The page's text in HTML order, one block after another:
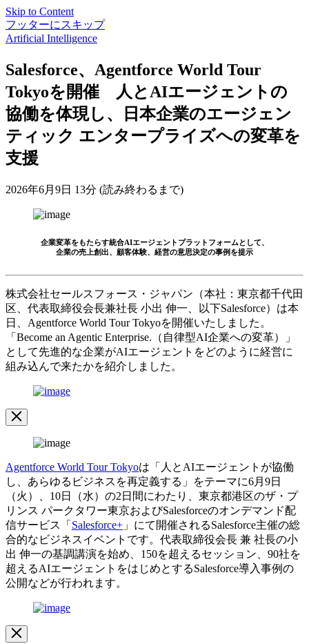
Skip to Content
フッターにスキップ
Artificial Intelligence
Salesforce、Agentforce World Tour
Tokyoを開催 人とAIエージェントの
協働を体現し、日本企業のエージェン
ティック エンタープライズへの変革を
支援
2026年6月9日 13分 (読み終わるまで)
企業変革をもたらす統合AIエージェントプラットフォームとして、
企業の売上創出、顧客体験、経営の意思決定の事例を提示
株式会社セールスフォース・ジャパン（本社：東京都千代田
区、代表取締役会⻑兼社長 小出 伸一、以下Salesforce）は本
日、Agentforce World Tour Tokyoを開催いたしました。
「Become an Agentic Enterprise.（自律型AI企業への変革）」
として先進的な企業がAIエージェントをどのように経営に
組み込んで来たかを紹介しました。
イ
ジ
モ
ー
ダ
を
開
く
Modal
Agentforce World Tour Tokyoは「人とAIエージェントが協働
し、あらゆるビジネスを再定義する」をテーマに6月9日
（火）、10日（水）の2日間にわたり、東京都港区のザ・プ
リンス パークタワー東京およびSalesforceのオンデマンド配
信サービス「 Salesforce+ 」にて開催されるSalesforce主催の総
合的なビジネスイベントです。代表取締役会長 兼 社長の小
出 伸一の基調講演を始め、150を超えるセッション、90社を
超えるAIエージェントをはじめとするSalesforce導入事例の
公開などが行われます。
イ